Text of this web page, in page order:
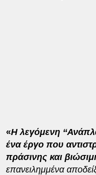
«Η λεγόμενη
ένα έργο που
πράσινης και
επανειλημμένα